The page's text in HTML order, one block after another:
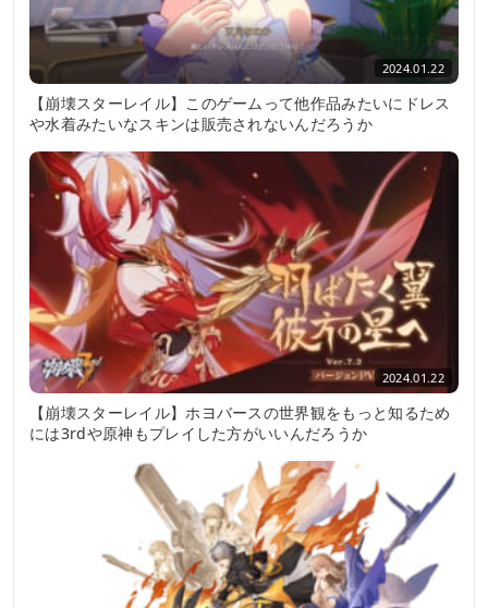
2024.01.22
【崩壊スターレイル】このゲームって他作品みたいにドレス
や水着みたいなスキンは販売されないんだろうか
2024.01.22
【崩壊スターレイル】ホヨバースの世界観をもっと知るため
には3rdや原神もプレイした方がいいんだろうか